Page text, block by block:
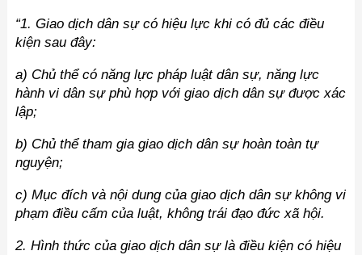
“1. Giao dịch dân sự có hiệu lực khi có đủ các điều
kiện sau đây:
a) Chủ thể có năng lực pháp luật dân sự, năng lực
hành vi dân sự phù hợp với giao dịch dân sự được xác
lập;
b) Chủ thể tham gia giao dịch dân sự hoàn toàn tự
nguyện;
c) Mục đích và nội dung của giao dịch dân sự không vi
phạm điều cấm của luật, không trái đạo đức xã hội.
2. Hình thức của giao dịch dân sự là điều kiện có hiệu